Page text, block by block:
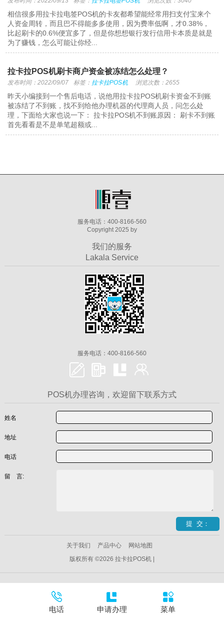
相信很多用拉卡拉电签POS机的卡友都希望能经常用扫支付宝来个
人资金周转，而且巴不得能多多使用，因为费率低啊，才0.38%，
比起刷卡的0.6%便宜多了，但是你想想银行发行信用卡本质是就是
为了赚钱，怎么可能让你经...
拉卡拉POS机刷卡商户资金被冻结怎么处理？
发布时间：2022/09/07 标签： 拉卡拉POS机 浏览次数：2655
昨天小编接到一个售后电话，说他用拉卡拉POS机刷卡资金不到账
被冻结了不到账，找不到给他办理机器的代理商人员，问怎么处
理，下面给大家也说一下： 拉卡拉POS机不到账原因： 刷卡不到账
首先看看是不是单笔超额或...
服务电话：400-8166-560
Copyright 2025 by
我们的服务
Lakala Service
服务电话：400-8166-560
POS机办理咨询，欢迎留下联系方式
姓名
地址
电话
留 言:
关于我们 产品中心
网站地图
版权所有 ©2026 拉卡拉POS机 |
电话 申请办理 菜单